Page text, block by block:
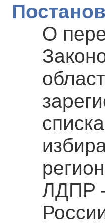
О
ЛДПР